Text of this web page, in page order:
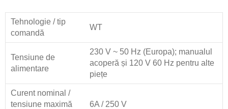
Tehnologie / tip
comandă
WT
Tensiune de
alimentare
230 V ~ 50 Hz (Europa); manualul
acoperă și 120 V 60 Hz pentru alte
piețe
Curent nominal /
tensiune maximă
6A / 250 V